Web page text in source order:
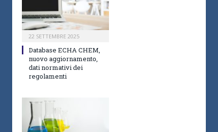
22 SETTEMBRE 2025
Database ECHA CHEM,
nuovo aggiornamento,
dati normativi dei
regolamenti